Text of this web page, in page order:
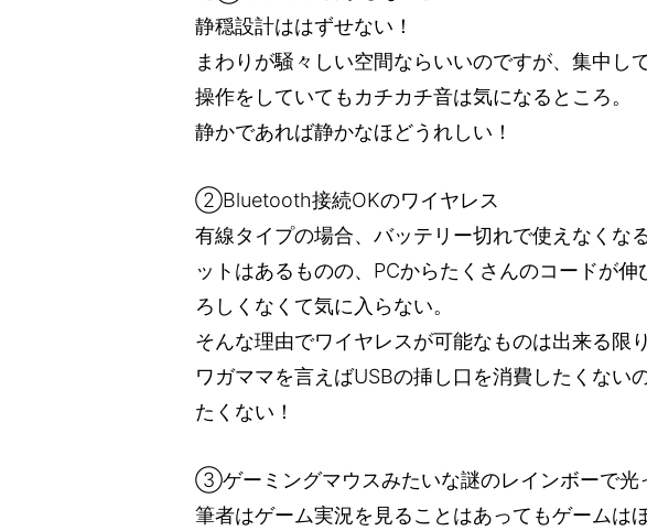
静穏設計ははずせない！
まわりが騒々しい空間ならいいのですが、集中し
操作をしていてもカチカチ音は気になるところ。
静かであれば静かなほどうれしい！
②Bluetooth接続OKのワイヤレス
有線タイプの場合、バッテリー切れで使えなくな
ットはあるものの、PCからたくさんのコードが
ろしくなくて気に入らない。
そんな理由でワイヤレスが可能なものは出来る限
ワガママを言えばUSBの挿し口を消費したくない
たくない！
③ゲーミングマウスみたいな謎のレインボーで光
筆者はゲーム実況を見ることはあってもゲームは